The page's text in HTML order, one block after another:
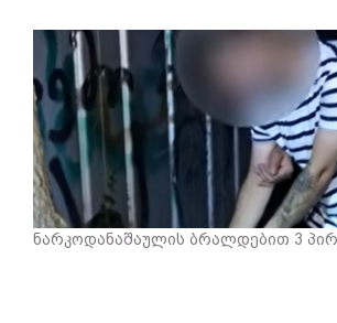
ნარკოდანაშაულის ბრალდებით 3